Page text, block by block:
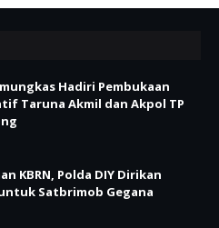
Hadiri Pembukaan
Taruna Akmil dan Akpol TP
KBRN, Polda DIY Dirikan
Satbrimob Gegana